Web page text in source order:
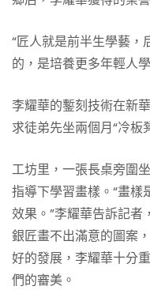
“匠人就是前半生學藝，
的，是培養更多年輕人
李耀華的鏨刻技術在新
求徒弟先坐兩個月“冷板
工坊里，一張長桌旁圍
指導下學習畫樣。“畫
效果。”李耀華告訴記
銀匠畫不出滿意的圖案
好的發展，李耀華十分
們的審美。